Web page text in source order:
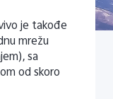
je takođe
mrežu
sa
od skoro